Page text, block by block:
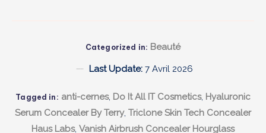
Categorized in: Beauté
Last Update: 7 Avril 2026
Tagged in: anti-cernes, Do It All IT Cosmetics, Hyaluronic
Serum Concealer By Terry, Triclone Skin Tech Concealer
Haus Labs, Vanish Airbrush Concealer Hourglass